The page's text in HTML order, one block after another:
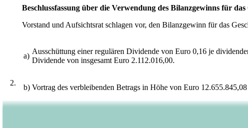
2.
Beschlussfassung über die Verwendung des Bilanzgewinns für das
Vorstand und Aufsichtsrat schlagen vor, den Bilanzgewinn für das
a)
Ausschüttung einer regulären Dividende von Euro 0,16 je
Dividende von insgesamt Euro 2.112.016,00.
b) Vortrag des verbleibenden Betrags in Höhe von Euro
Zum Zeitpunkt der Einberufung hält die Gesellschaft 99.900 eigene
Hauptversammlung ändern, wird der Hauptversammlung bei